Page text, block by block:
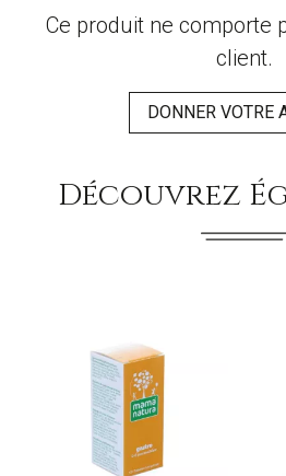
Ce produit ne comporte
client.
DONNER VOTRE
Découvrez